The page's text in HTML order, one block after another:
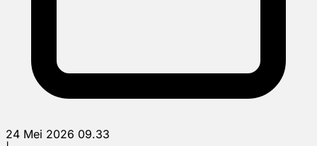
24 Mei 2026 09.33